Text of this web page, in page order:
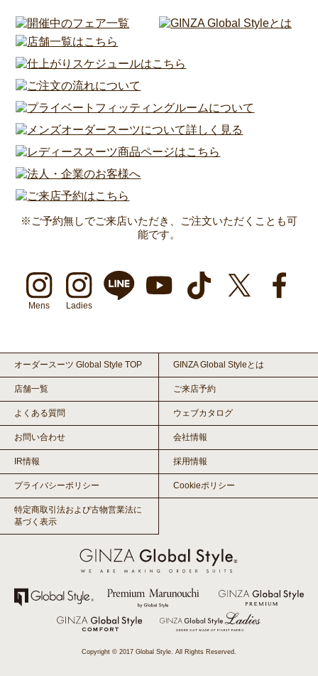
※ご予約無しでご来店いただき、ご注文いただくことも可
能です。
Mens Ladies
オーダースーツ Global Style TOP GINZA Global Styleとは
店舗一覧 ご来店予約
よくある質問 ウェブカタログ
お問い合わせ 会社情報
IR情報 採用情報
プライバシーポリシー Cookieポリシー
特定商取引法および古物営業法に
基づく表示
Copyright © 2017 Global Style. All Rights Reserved.